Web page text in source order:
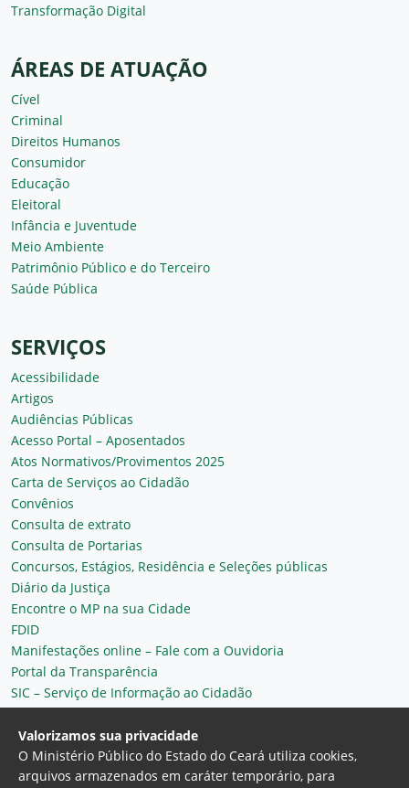
Transformação Digital
ÁREAS DE ATUAÇÃO
Cível
Criminal
Direitos Humanos
Consumidor
Educação
Eleitoral
Infância e Juventude
Meio Ambiente
Patrimônio Público e do Terceiro
Saúde Pública
SERVIÇOS
Acessibilidade
Artigos
Audiências Públicas
Acesso Portal – Aposentados
Atos Normativos/Provimentos 2025
Carta de Serviços ao Cidadão
Convênios
Consulta de extrato
Consulta de Portarias
Concursos, Estágios, Residência e Seleções públicas
Diário da Justiça
Encontre o MP na sua Cidade
FDID
Manifestações online – Fale com a Ouvidoria
Portal da Transparência
SIC – Serviço de Informação ao Cidadão
Plantão MP do Ceará
Secretaria Geral
Valorizamos sua privacidade
O Ministério Público do Estado do Ceará utiliza cookies,
arquivos armazenados em caráter temporário, para